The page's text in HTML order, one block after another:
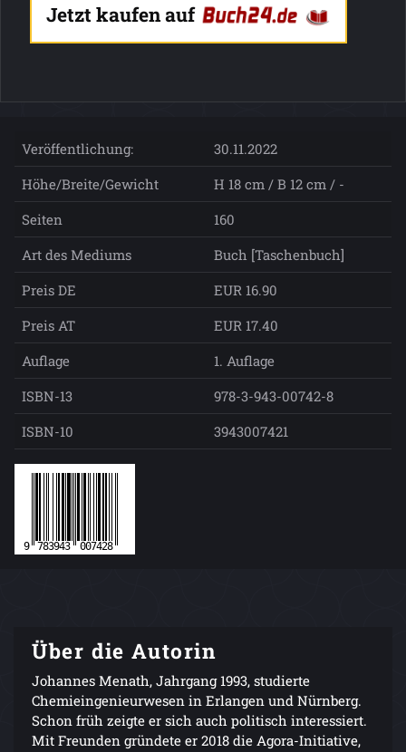
Jetzt kaufen auf
Veröffentlichung:
30.11.2022
Höhe/Breite/Gewicht
H 18 cm / B 12 cm / -
Seiten
160
Art des Mediums
Buch [Taschenbuch]
Preis DE
EUR 16.90
Preis AT
EUR 17.40
Auflage
1. Auflage
ISBN-13
978-3-943-00742-8
ISBN-10
3943007421
Über die Autorin
Johannes Menath, Jahrgang 1993, studierte
Chemieingenieurwesen in Erlangen und Nürnberg.
Schon früh zeigte er sich auch politisch interessiert.
Mit Freunden gründete er 2018 die Agora-Initiative,